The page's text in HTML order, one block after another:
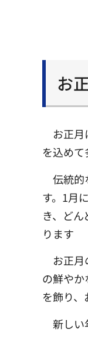
お
お正
を込めて
伝統的
す。1月
き、ど
ります
お正
の鮮や
を飾り、
新しい